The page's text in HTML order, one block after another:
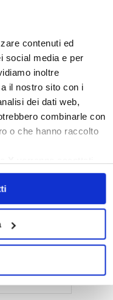
contenuti ed
social media e per
inoltre
il nostro sito con i
dei dati web,
combinarle con
o che hanno raccolto
Immobiliari
Edilizie
Firenze
Green Party
Formali
New York